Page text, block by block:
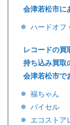
会津若松市に
ハードオフ
レコードの買
持ち込み買取
会津若松市で
福ちゃん
バイセル
エコストア